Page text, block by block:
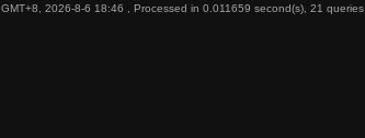
GMT+8, 2026-8-6 18:46 , Processed in 0.011659 second(s), 21 queries